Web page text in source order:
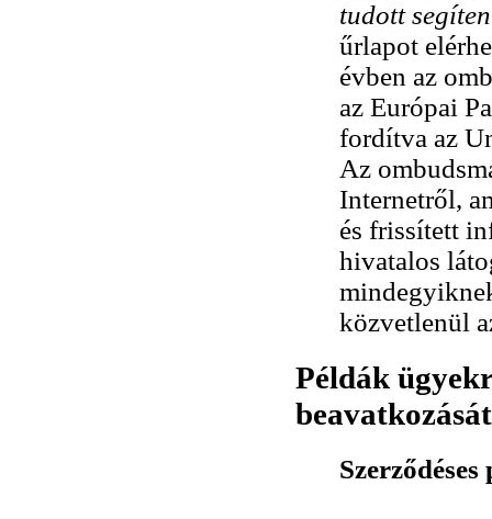
tudott
űrlapot
évben az
az Európai
fordítva az
Az
Internetről,
és frissített
hivatalos
közvetlenül
Példák